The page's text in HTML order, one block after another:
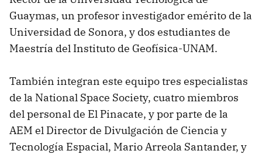
Guaymas, un profesor investigador emérito de la
Universidad de Sonora, y dos estudiantes de
Maestría del Instituto de Geofísica-UNAM.
También integran este equipo tres especialistas
de la National Space Society, cuatro miembros
del personal de El Pinacate, y por parte de la
AEM el Director de Divulgación de Ciencia y
Tecnología Espacial, Mario Arreola Santander, y